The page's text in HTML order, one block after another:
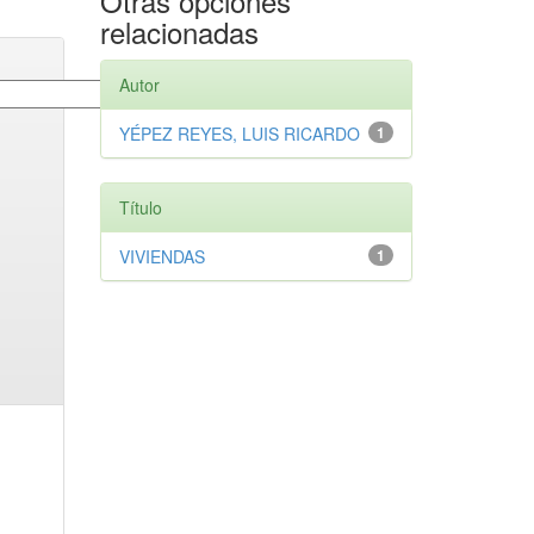
relacionadas
Autor
1
YÉPEZ REYES, LUIS RICARDO
Título
1
VIVIENDAS